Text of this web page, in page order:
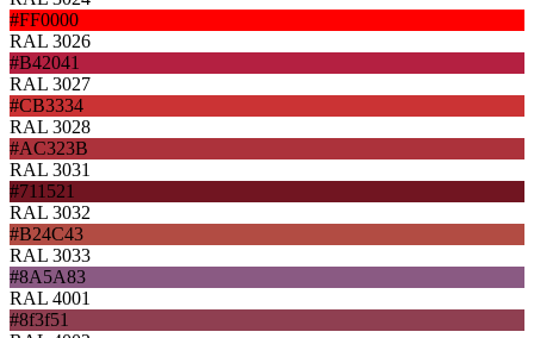
#FF0000
RAL 3026
#B42041
RAL 3027
#CB3334
RAL 3028
#AC323B
RAL 3031
#711521
RAL 3032
#B24C43
RAL 3033
#8A5A83
RAL 4001
#8f3f51